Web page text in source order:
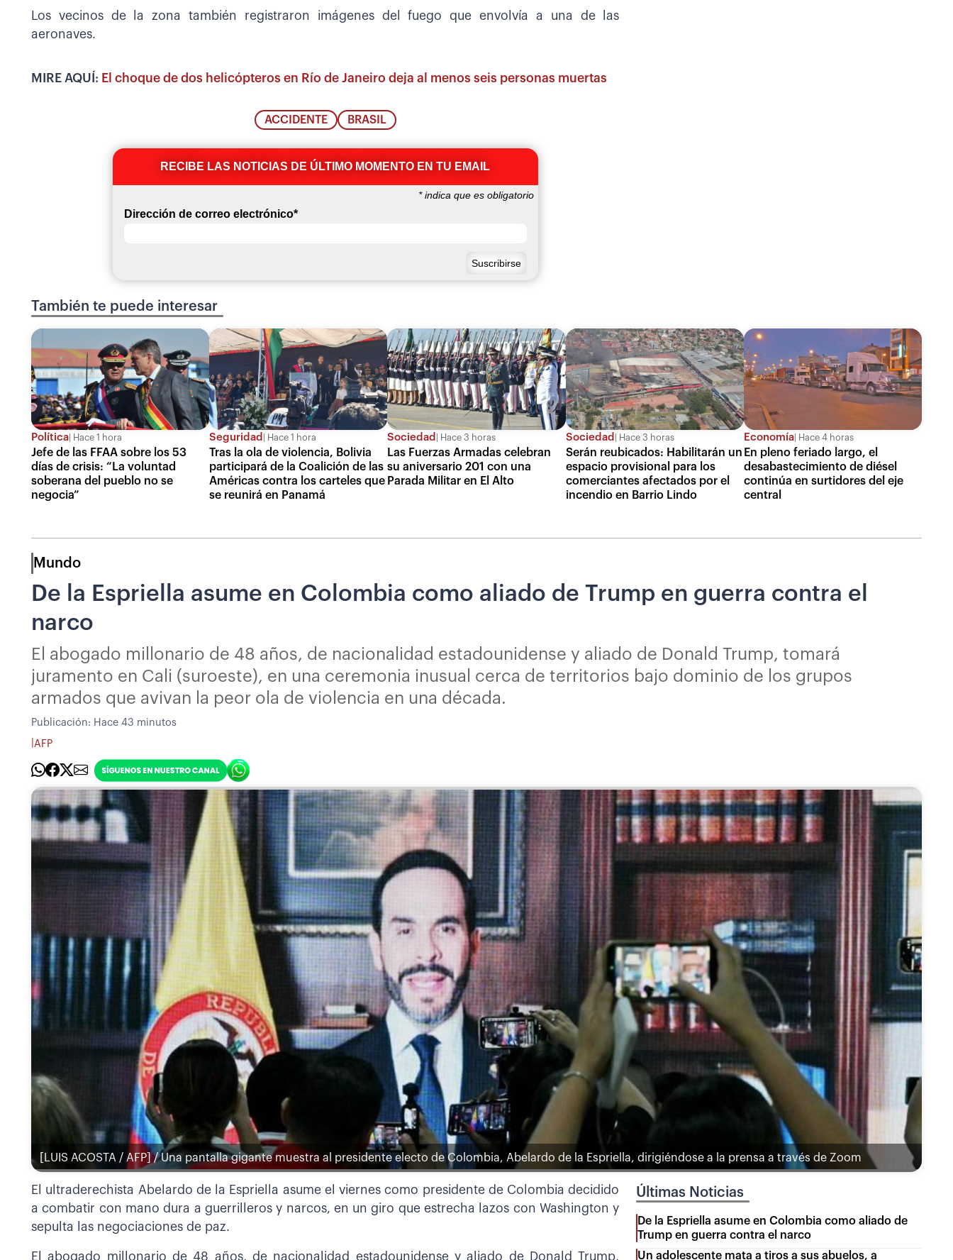
Los vecinos de la zona también registraron imágenes del fuego que envolvía a una de las
aeronaves.
MIRE AQUÍ: El choque de dos helicópteros en Río de Janeiro deja al menos seis personas muertas
ACCIDENTE BRASIL
RECIBE LAS NOTICIAS DE ÚLTIMO MOMENTO EN TU EMAIL
*indica que es obligatorio
Dirección de correo electrónico*
También te puede interesar
Política Hace 1 hora
Jefe de las FFAA sobre los 53
días de crisis: “La voluntad
soberana del pueblo no se
negocia”
Seguridad Hace 1 hora
Tras la ola de violencia, Bolivia
participará de la Coalición de las
Américas contra los carteles que
se reunirá en Panamá
Sociedad Hace 3 horas
Las Fuerzas Armadas celebran
su aniversario 201 con una
Parada Militar en El Alto
Sociedad Hace 3 horas
Serán reubicados: Habilitarán un
espacio provisional para los
comerciantes afectados por el
incendio en Barrio Lindo
Economía Hace 4 horas
En pleno feriado largo, el
desabastecimiento de diésel
continúa en surtidores del eje
central
Mundo
De la Espriella asume en Colombia como aliado de Trump en guerra contra el
narco
El abogado millonario de 48 años, de nacionalidad estadounidense y aliado de Donald Trump, tomará
juramento en Cali (suroeste), en una ceremonia inusual cerca de territorios bajo dominio de los grupos
armados que avivan la peor ola de violencia en una década.
Publicación: Hace 43 minutos
AFP
[LUIS ACOSTA / AFP] / Una pantalla gigante muestra al presidente electo de Colombia, Abelardo de la Espriella, dirigiéndose a la prensa a través de Zoom
El ultraderechista Abelardo de la Espriella asume el viernes como presidente de Colombia decidido
a combatir con mano dura a guerrilleros y narcos, en un giro que estrecha lazos con Washington y
sepulta las negociaciones de paz.
El abogado millonario de 48 años, de nacionalidad estadounidense y aliado de Donald Trump,
Últimas Noticias
De la Espriella asume en Colombia como aliado de
Trump en guerra contra el narco
Un adolescente mata a tiros a sus abuelos, a